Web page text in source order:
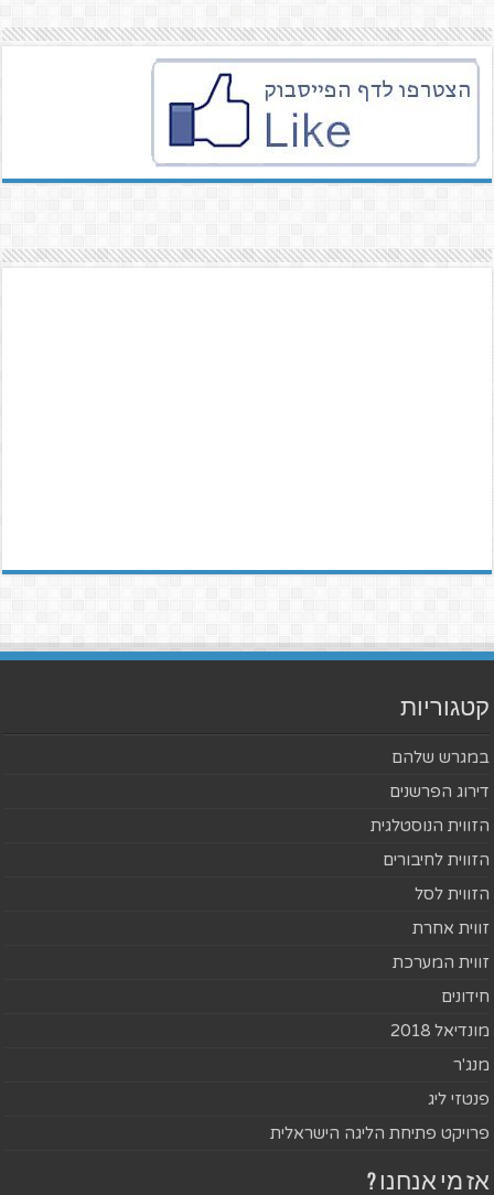
קטגוריות
במגרש שלהם
דירוג הפרשנים
הזווית הנוסטלגית
הזווית לחיבורים
הזווית לסל
זווית אחרת
זווית המערכת
חידונים
מונדיאל 2018
מנג'ר
פנטזי ליג
פרויקט פתיחת הליגה הישראלית
אז מי אנחנו ?